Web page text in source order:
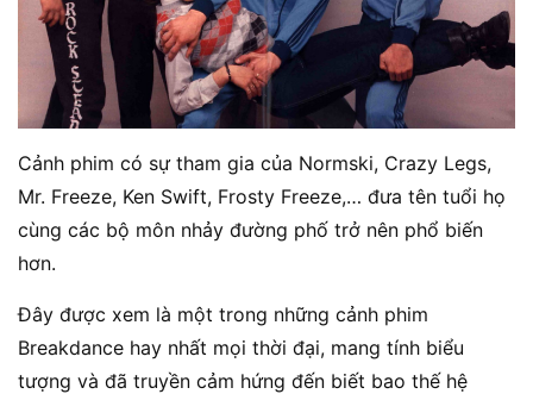
Cảnh phim có sự tham gia của Normski, Crazy Legs,
Mr. Freeze, Ken Swift, Frosty Freeze,… đưa tên tuổi họ
cùng các bộ môn nhảy đường phố trở nên phổ biến
hơn.
Đây được xem là một trong những cảnh phim
Breakdance hay nhất mọi thời đại, mang tính biểu
tượng và đã truyền cảm hứng đến biết bao thế hệ